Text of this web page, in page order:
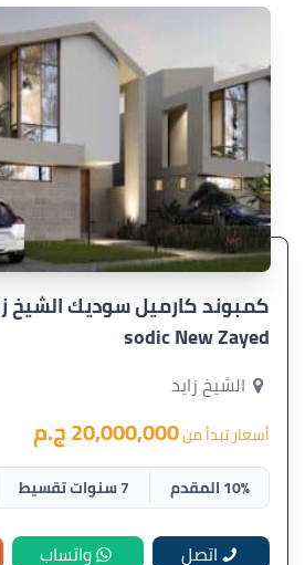
sodic New Zayed
الشيخ زايد
أسعار تبدأ من20,000,000 ج.م
10% المقدم 7 سنوات تقسيط
اتصل واتساب